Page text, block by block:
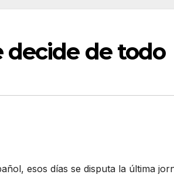
decide de todo
esos días se disputa la última